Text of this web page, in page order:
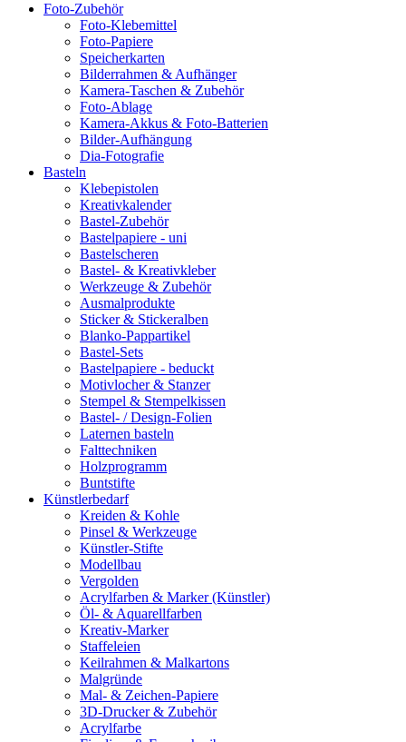
Foto-Zubehör
Foto-Klebemittel
Foto-Papiere
Speicherkarten
Bilderrahmen & Aufhänger
Kamera-Taschen & Zubehör
Foto-Ablage
Kamera-Akkus & Foto-Batterien
Bilder-Aufhängung
Dia-Fotografie
Basteln
Klebepistolen
Kreativkalender
Bastel-Zubehör
Bastelpapiere - uni
Bastelscheren
Bastel- & Kreativkleber
Werkzeuge & Zubehör
Ausmalprodukte
Sticker & Stickeralben
Blanko-Pappartikel
Bastel-Sets
Bastelpapiere - beduckt
Motivlocher & Stanzer
Stempel & Stempelkissen
Bastel- / Design-Folien
Laternen basteln
Falttechniken
Holzprogramm
Buntstifte
Künstlerbedarf
Kreiden & Kohle
Pinsel & Werkzeuge
Künstler-Stifte
Modellbau
Vergolden
Acrylfarben & Marker (Künstler)
Öl- & Aquarellfarben
Kreativ-Marker
Staffeleien
Keilrahmen & Malkartons
Malgründe
Mal- & Zeichen-Papiere
3D-Drucker & Zubehör
Acrylfarbe